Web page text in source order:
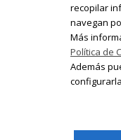
Registrate
noticias
recopilar
navegan
Más
Política de
Además